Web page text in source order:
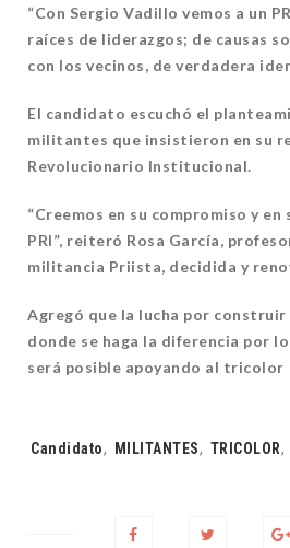
“Con Sergio Vadillo vemos a un
raíces de liderazgos; de causas
con los vecinos, de verdadera
El candidato escuchó el
militantes que insistieron en su
Revolucionario Institucional.
“Creemos en su compromiso y
PRI”, reiteró Rosa García,
militancia Priista, decidida y
Agregó que la lucha por construir
donde se haga la diferencia por
será posible apoyando al tricolor
Tags:
Candidato, MILITANTES, TRICOLOR,